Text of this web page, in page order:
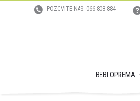
POZOVITE NAS: 066 808 884
BEBI OPREMA